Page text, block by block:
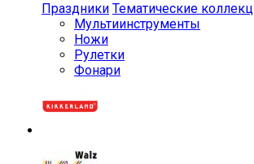
Праздники Тематические
Мульти­инструменты
Ножи
Рулетки
Фонари